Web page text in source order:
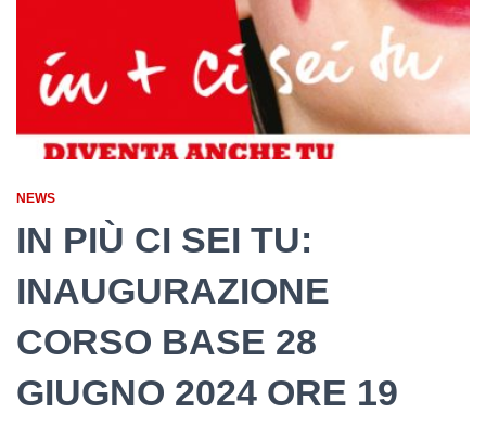
NEWS
IN PIÙ CI SEI TU:
INAUGURAZIONE
CORSO BASE 28
GIUGNO 2024 ORE 19